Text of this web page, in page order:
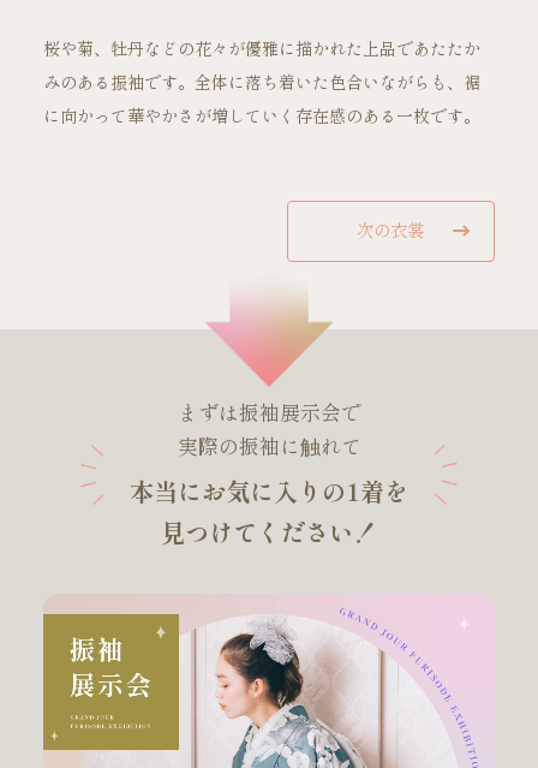
ご試着・見学予約
桜や菊、牡丹などの花々が優雅に描かれた上品であたたか
みのある振袖です。全体に落ち着いた色合いながらも、裾
に向かって華やかさが増していく存在感のある一枚です。
次の衣裳
まずは振袖展示会で
実際の振袖に触れて
本当にお気に入りの1着を
見つけてください！